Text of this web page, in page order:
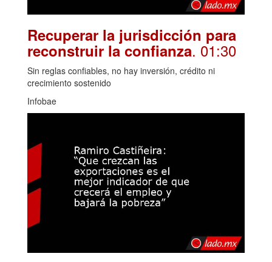
Recuperar la jurisdicción para
reconstruir la confianza. 01:30
Sin reglas confiables, no hay inversión, crédito ni
crecimiento sostenido
Infobae